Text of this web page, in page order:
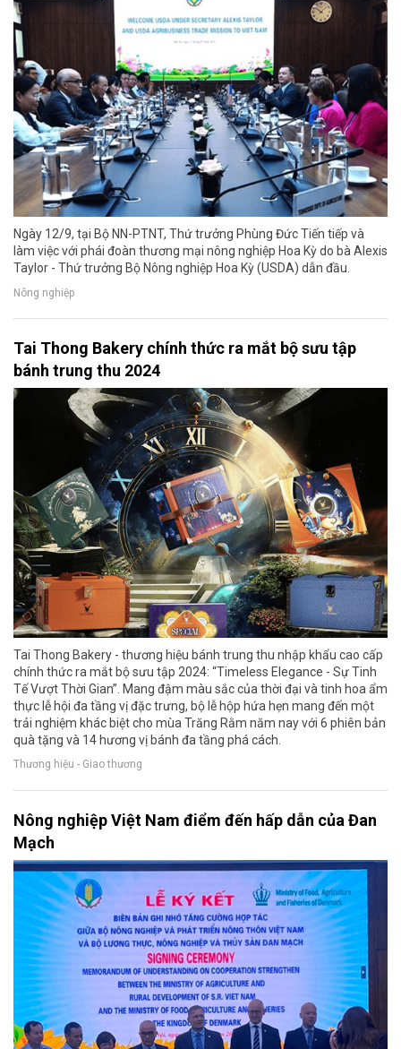
Ngày 12/9, tại Bộ NN-PTNT, Thứ trưởng Phùng Đức Tiến tiếp và
làm việc với phái đoàn thương mại nông nghiệp Hoa Kỳ do bà Alexis
Taylor - Thứ trưởng Bộ Nông nghiệp Hoa Kỳ (USDA) dẫn đầu.
Nông nghiệp
Tai Thong Bakery chính thức ra mắt bộ sưu tập
bánh trung thu 2024
Tai Thong Bakery - thương hiệu bánh trung thu nhập khẩu cao cấp
chính thức ra mắt bộ sưu tập 2024: “Timeless Elegance - Sự Tinh
Tế Vượt Thời Gian”. Mang đậm màu sắc của thời đại và tinh hoa ẩm
thực lễ hội đa tầng vị đặc trưng, bộ lễ hộp hứa hẹn mang đến một
trải nghiệm khác biệt cho mùa Trăng Rằm năm nay với 6 phiên bản
quà tặng và 14 hương vị bánh đa tầng phá cách.
Thương hiệu - Giao thương
Nông nghiệp Việt Nam điểm đến hấp dẫn của Đan
Mạch